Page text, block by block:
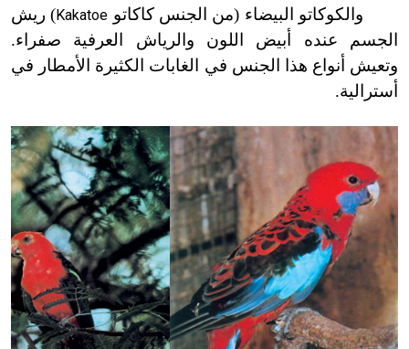
والكوكاتو البيضاء (من الجنس كاكاتو Kakatoe) ريش
الجسم عنده أبيض اللون والرياش العرفية صفراء.
وتعيش أنواع هذا الجنس في الغابات الكثيرة الأمطار في
أسترالية.